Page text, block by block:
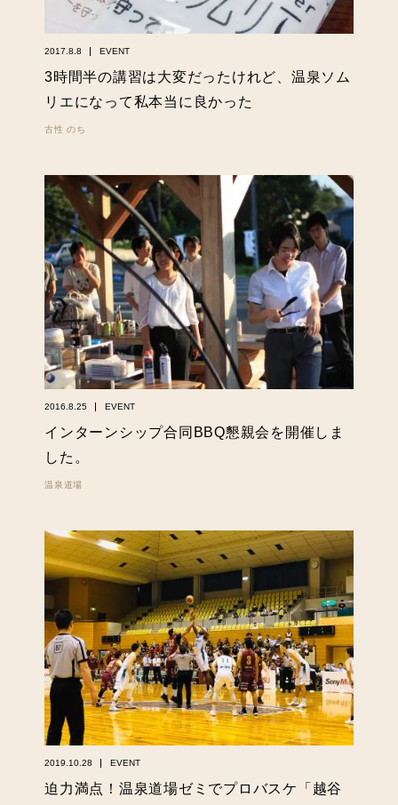
2017.8.8 EVENT
3時間半の講習は大変だったけれど、温泉ソム
リエになって私本当に良かった
古性 のち
2016.8.25 EVENT
インターンシップ合同BBQ懇親会を開催しま
した。
温泉道場
2019.10.28 EVENT
迫力満点！温泉道場ゼミでプロバスケ「越谷